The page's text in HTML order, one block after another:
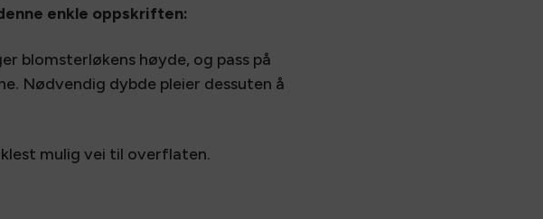
enkle oppskriften:
blomsterløkens høyde, og pass på
Nødvendig dybde pleier dessuten å
mulig vei til overflaten.